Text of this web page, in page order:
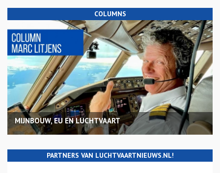
COLUMNS
MIJNBOUW, EU EN LUCHTVAART
PARTNERS VAN LUCHTVAARTNIEUWS.NL!